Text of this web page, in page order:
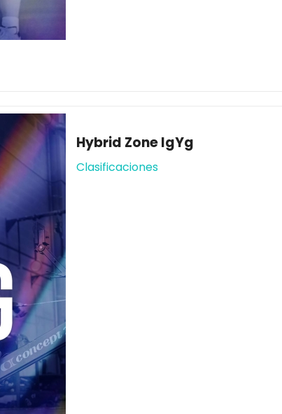
Hybrid Zone IgYg
Clasificaciones